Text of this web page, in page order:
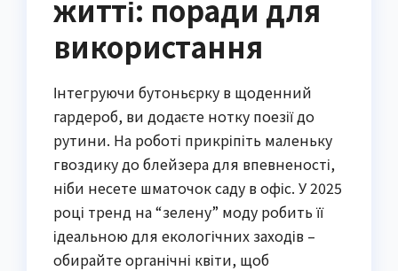
житті: поради для
використання
Інтегруючи бутоньєрку в щоденний
гардероб, ви додаєте нотку поезії до
рутини. На роботі прикріпіть маленьку
гвоздику до блейзера для впевненості,
ніби несете шматочок саду в офіс. У 2025
році тренд на “зелену” моду робить її
ідеальною для екологічних заходів –
обирайте органічні квіти, щоб